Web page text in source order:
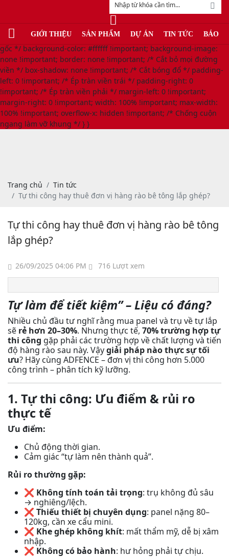
/* LỆNH TRIỆT TIÊU VIỀN ĐỎ TOÀN MẶT TRẬN (MOBILE) */
@media only screen and (max-width: 768px) { body, html, #page,
#wrapper, .wrapper, .container, .main-container, .body-wrap,
.page-wrapper { background: #ffffff !important; /* Xóa sổ màu nền
gốc */ background-color: #ffffff !important; background-image:
none !important; border: none !important; /* Cắt bỏ mọi đường
viền */ box-shadow: none !important; /* Cắt bóng đổ */ padding-
left: 0 !important; /* Ép tràn viền trái */ padding-right: 0
!important; /* Ép tràn viền phải */ margin-left: 0 !important;
margin-right: 0 !important; width: 100% !important; max-width:
100% !important; overflow-x: hidden !important; /* Chống cuộn
ngang làm vỡ khung */ } }
GIỚI THIỆU SẢN PHẨM DỰ ÁN TIN TỨC BÁO
Trang chủ
Tin tức
Tự thi công hay thuê đơn vị hàng rào bê tông lắp ghép?
Tự thi công hay thuê đơn vị hàng rào bê tông
lắp ghép?
26/09/2025 04:06 PM 716 Lượt xem
Tự làm để tiết kiệm” – Liệu có đáng?
Nhiều chủ đầu tư nghĩ rằng mua panel và trụ về tự lắp
sẽ rẻ hơn 20–30%. Nhưng thực tế, 70% trường hợp tự
thi công gặp phải các trường hợp về chất lượng và tiến
độ hàng rào sau này. Vậygiải pháp nào thực sự tối
ưu? Hãy cùng ADFENCE – đơn vị thi công hơn 5.000
công trình – phân tích kỹ lưỡng.
1. Tự thi công: Ưu điểm & rủi ro
thực tế
Ưu điểm:
Chủ động thời gian.
Cảm giác “tự làm nên thành quả”.
Rủi ro thường gặp:
❌ Không tính toán tải trọng: trụ không đủ sâu
→ nghiêng/lệch.
❌ Thiếu thiết bị chuyên dụng: panel nặng 80–
120kg, cần xe cẩu mini.
❌ Khe ghép không khít: mất thẩm mỹ, dễ bị xâm
nhập.
❌ Không có bảo hành: hư hỏng phải tự chịu.